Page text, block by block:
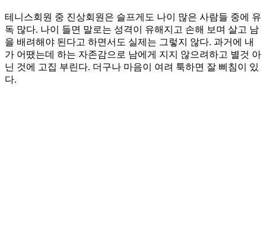
테니스회원 중 진상회원은 슬프게도 나이 많은 사람들 중에 유
독 많다. 나이 들면 말로는 성격이 유해지고 손해 보며 살고 남
을 배려해야 된다고 하면서도 실제는 그렇지 않다. 과거에 내
가 어땠는데 하는 자존감으로 남에게 지지 않으려하고 별것 아
닌 것에 고집 부린다. 더구나 마음이 여려 툭하면 잘 삐침이 있
다.